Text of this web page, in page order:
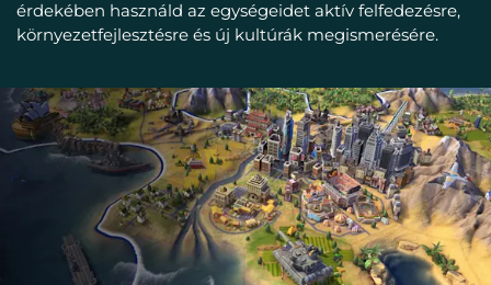
érdekében használd az egységeidet aktív felfedezésre,
környezetfejlesztésre és új kultúrák megismerésére.